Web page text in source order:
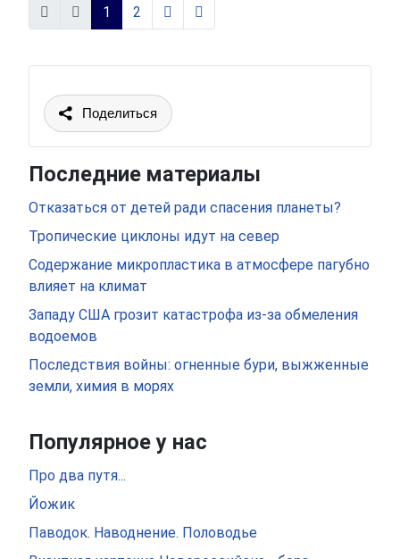
1 2
Поделиться
Последние материалы
Отказаться от детей ради спасения планеты?
Тропические циклоны идут на север
Содержание микропластика в атмосфере пагубно
влияет на климат
Западу США грозит катастрофа из-за обмеления
водоемов
Последствия войны: огненные бури, выжженные
земли, химия в морях
Популярное у нас
Про два путя...
Йожик
Паводок. Наводнение. Половодье